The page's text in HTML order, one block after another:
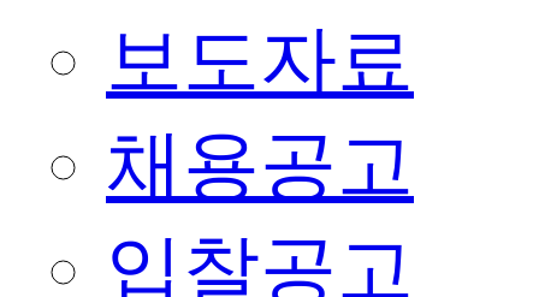
보도자료
채용공고
입찰공고